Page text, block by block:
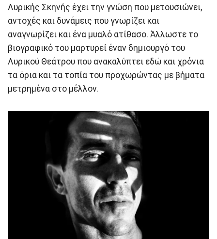
Λυρικής Σκηνής έχει την γνώση που μετουσιώνει,
αντοχές και δυνάμεις που γνωρίζει και
αναγνωρίζει και ένα μυαλό ατίθασο. Άλλωστε το
βιογραφικό του μαρτυρεί έναν δημιουργό του
Λυρικού Θεάτρου που ανακαλύπτει εδώ και χρόνια
τα όρια και τα τοπία του προχωρώντας με βήματα
μετρημένα στο μέλλον.